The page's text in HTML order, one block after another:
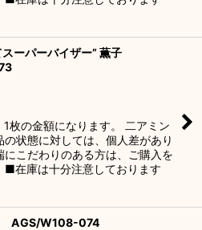
スーパーバイザー” 薫子
枚の金額になります。 二アミン
の状態に対しては、個人差があり
にこだわりのある方は、ご購入を
■在庫は十分注意しております
AGS/W108-074